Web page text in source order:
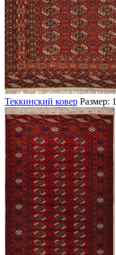
Теккинский ковер Размер: